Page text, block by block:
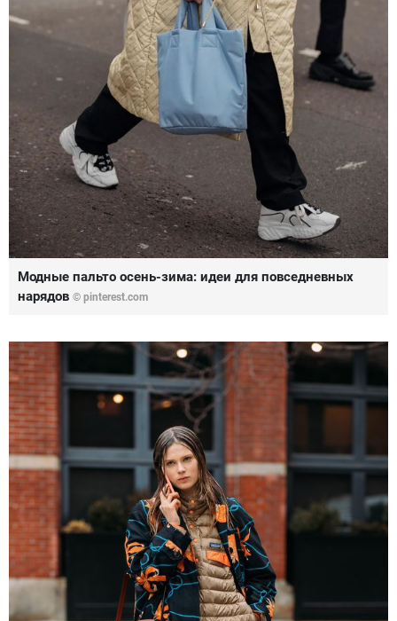
Модные пальто осень-зима: идеи для повседневных
нарядов © pinterest.com